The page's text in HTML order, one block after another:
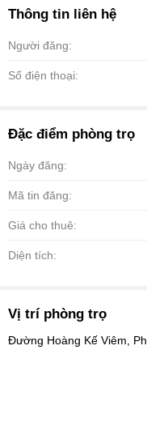
Thông tin liên hệ
Người đăng:
Số điện thoại:
Đặc điểm phòng trọ
Ngày đăng:
Mã tin đăng:
Giá cho thuê:
Diện tích:
Vị trí phòng trọ
Đường Hoàng Kế Viêm,